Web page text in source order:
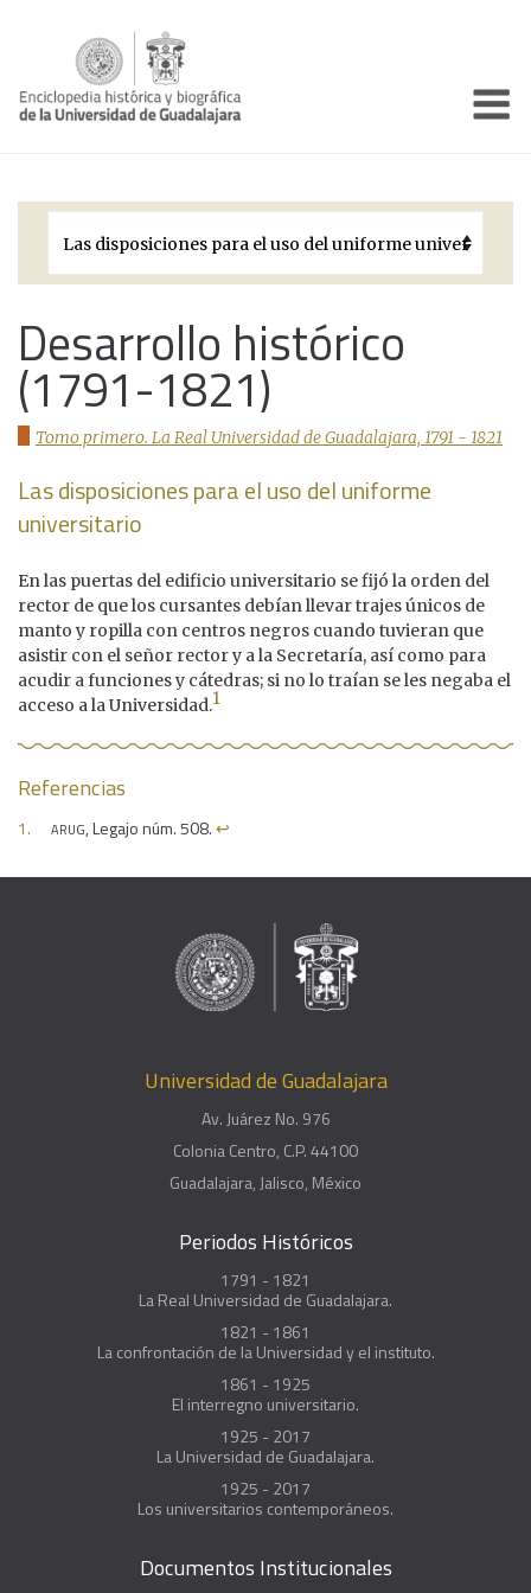
Períodos Históricos
Galería
Documentos institucionales
Desarrollo histórico
(1791-1821)
Tomo primero. La Real Universidad de Guadalajara, 1791 - 1821
Las disposiciones para el uso del uniforme
universitario
En las puertas del edificio universitario se fijó la orden del
rector de que los cursantes debían llevar trajes únicos de
manto y ropilla con centros negros cuando tuvieran que
asistir con el señor rector y a la Secretaría, así como para
acudir a funciones y cátedras; si no lo traían se les negaba el
acceso a la Universidad.1
Referencias
arug, Legajo núm. 508.↩︎
Universidad de Guadalajara
Av. Juárez No. 976
Colonia Centro, C.P. 44100
Guadalajara, Jalisco, México
Periodos Históricos
1791 - 1821
La Real Universidad de Guadalajara.
1821 - 1861
La confrontación de la Universidad y el instituto.
1861 - 1925
El interregno universitario.
1925 - 2017
La Universidad de Guadalajara.
1925 - 2017
Los universitarios contemporáneos.
Documentos Institucionales